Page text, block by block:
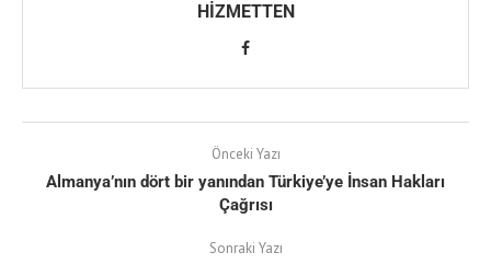
HIZMETTEN
Önceki Yazı
Almanya’nın dört bir yanından Türkiye’ye İnsan Hakları
Çağrısı
Sonraki Yazı